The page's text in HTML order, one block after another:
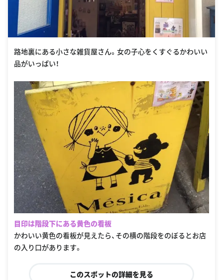
路地裏にある小さな雑貨屋さん。女の子心をくすぐるかわいい
品がいっぱい！
目印は階段下にある黄色の看板
かわいい黄色の看板が見えたら、その横の階段をのぼるとお店
の入り口があります。
このスポットの詳細を見る